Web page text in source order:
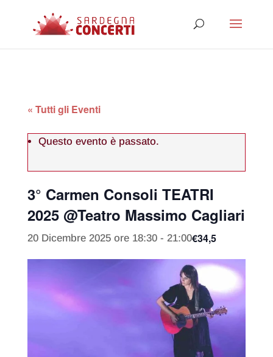
« Tutti gli Eventi
Questo evento è passato.
3° Carmen Consoli TEATRI
2025 @Teatro Massimo Cagliari
20 Dicembre 2025 ore 18:30- 21:00€34,5